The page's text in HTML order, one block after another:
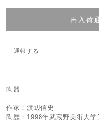
再入荷
通報する
陶器
作家：渡辺信史
陶歴：1998年武蔵野美術大